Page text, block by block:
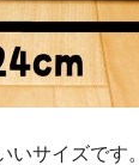
いサイズです。